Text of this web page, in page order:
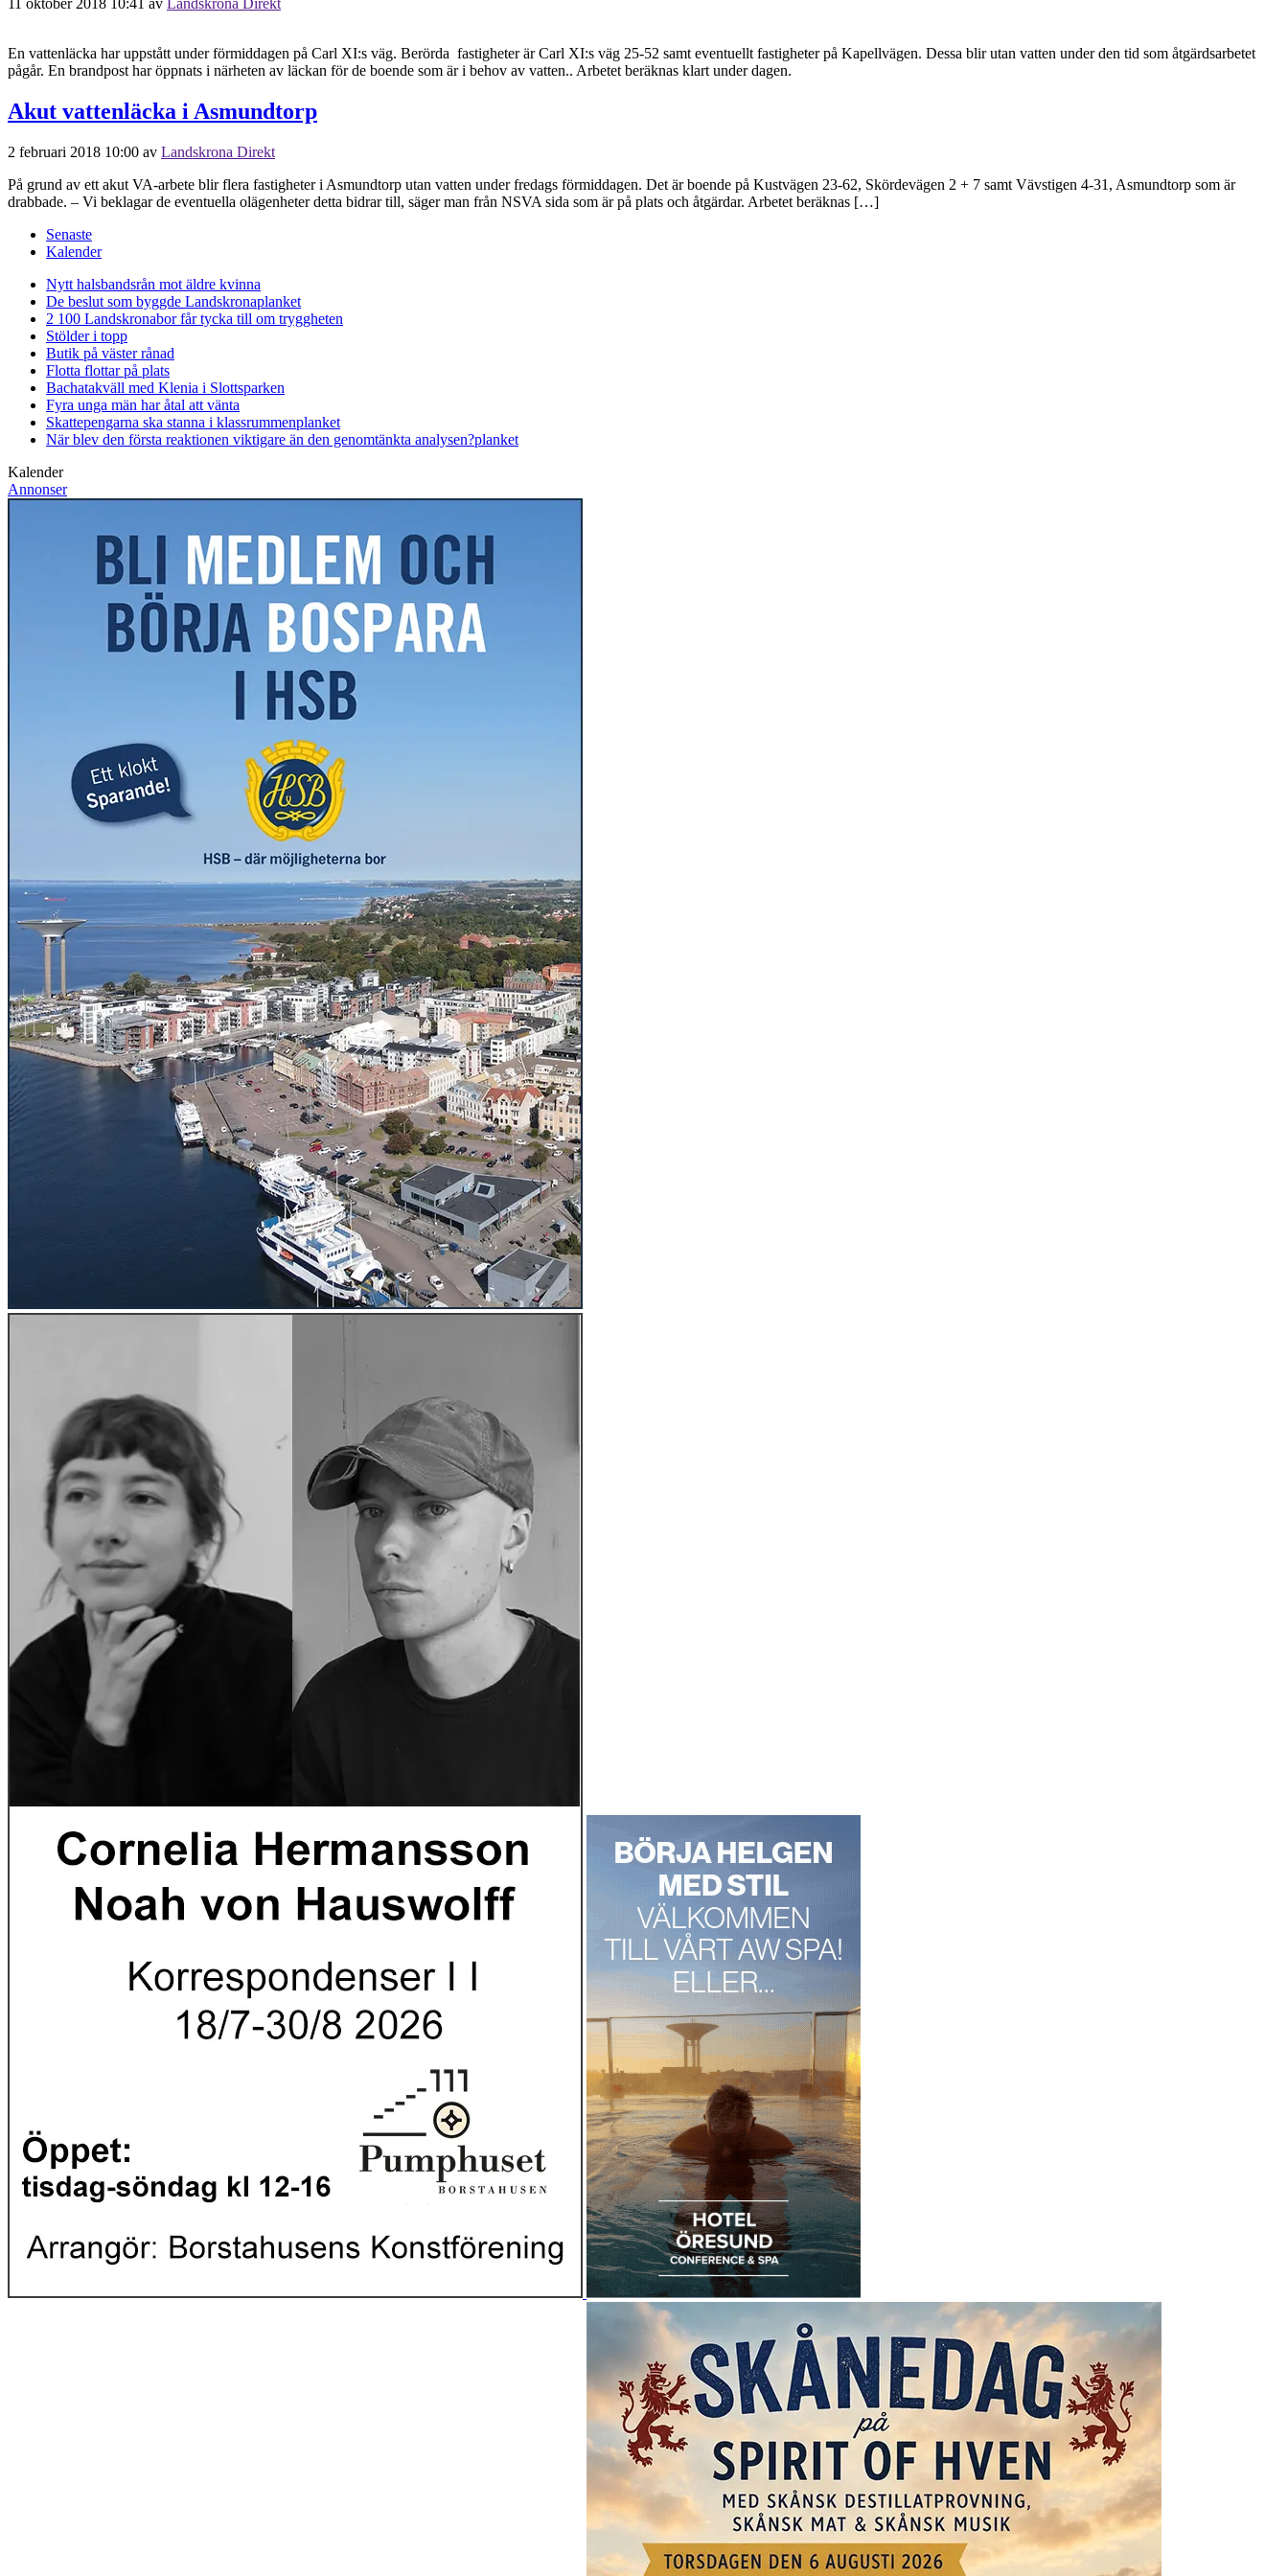
En vattenläcka har uppstått under förmiddagen på Carl XI:s väg. Berörda fastigheter är Carl XI:s väg 25-52 samt eventuellt fastigheter på Kapellvägen. Dessa blir utan vatten under den tid som åtgärdsarbetet
pågår. En brandpost har öppnats i närheten av läckan för de boende som är i behov av vatten.. Arbetet beräknas klart under dagen.
Akut vattenläcka i Asmundtorp
2 februari 2018 10:00 av Landskrona Direkt
På grund av ett akut VA-arbete blir flera fastigheter i Asmundtorp utan vatten under fredags förmiddagen. Det är boende på Kustvägen 23-62, Skördevägen 2 + 7 samt Vävstigen 4-31, Asmundtorp som är
drabbade. – Vi beklagar de eventuella olägenheter detta bidrar till, säger man från NSVA sida som är på plats och åtgärdar. Arbetet beräknas […]
Senaste
Kalender
Nytt halsbandsrån mot äldre kvinna
De beslut som byggde Landskronaplanket
2 100 Landskronabor får tycka till om tryggheten
Stölder i topp
Butik på väster rånad
Flotta flottar på plats
Bachatakväll med Klenia i Slottsparken
Fyra unga män har åtal att vänta
Skattepengarna ska stanna i klassrummenplanket
När blev den första reaktionen viktigare än den genomtänkta analysen?planket
Kalender
Annonser